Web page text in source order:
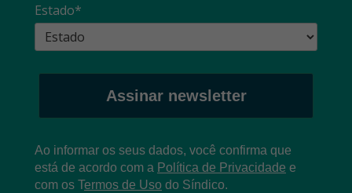
Estado*
Assinar newsletter
Ao informar os seus dados, você confirma que
está de acordo com a Política de Privacidade e
com os Termos de Uso do Síndico.